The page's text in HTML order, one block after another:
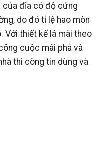
của đĩa có độ cứng
do đó tỉ lệ hao mòn
Với thiết kế lá mài theo
cuộc mài phá và
thi công tin dùng và